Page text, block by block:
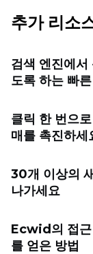
추가 리소
검색 엔진에서
도록 하는 빠
클릭 한 번으
매를 촉진하세
30개 이상의
나가세요
Ecwid의 접근
를 얻은 방법